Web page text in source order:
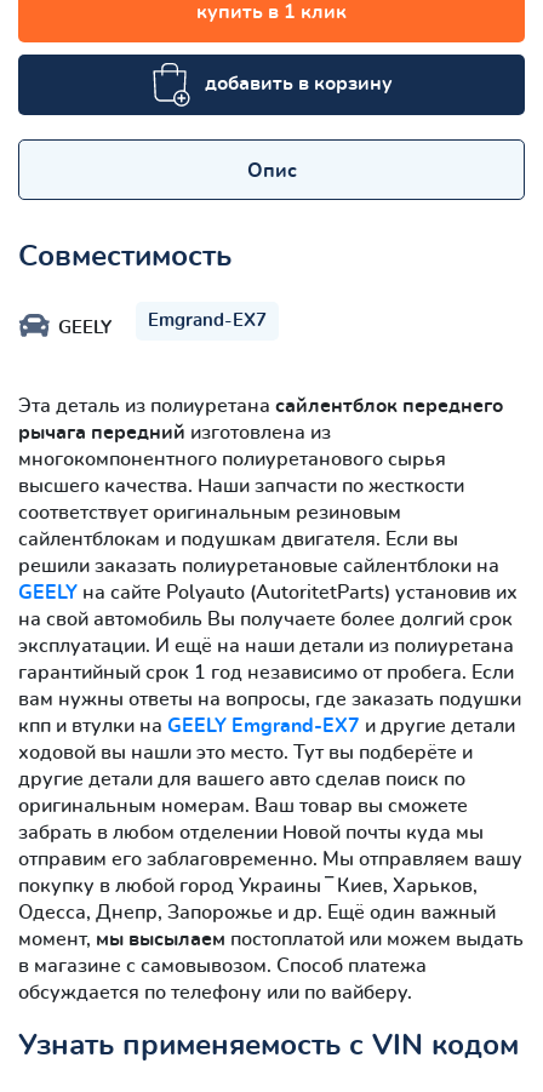
купить в 1 клик
добавить в корзину
Опис
Совместимость
GEELY Emgrand-EX7
Эта деталь из полиуретана сайлентблок переднего
рычага передний изготовлена из
многокомпонентного полиуретанового сырья
высшего качества. Наши запчасти по жесткости
соответствует оригинальным резиновым
сайлентблокам и подушкам двигателя. Если вы
решили заказать полиуретановые сайлентблоки на
GEELY на сайте Polyauto (AutoritetParts) установив их
на свой автомобиль Вы получаете более долгий срок
эксплуатации. И ещё на наши детали из полиуретана
гарантийный срок 1 год независимо от пробега. Если
вам нужны ответы на вопросы, где заказать подушки
кпп и втулки на GEELY Emgrand-EX7 и другие детали
ходовой вы нашли это место. Тут вы подберёте и
другие детали для вашего авто сделав поиск по
оригинальным номерам. Ваш товар вы сможете
забрать в любом отделении Новой почты куда мы
отправим его заблаговременно. Мы отправляем вашу
покупку в любой город Украины ‾ Киев, Харьков,
Одесса, Днепр, Запорожье и др. Ещё один важный
момент, мы высылаем постоплатой или можем выдать
в магазине с самовывозом. Способ платежа
обсуждается по телефону или по вайберу.
Узнать применяемость с VIN кодом